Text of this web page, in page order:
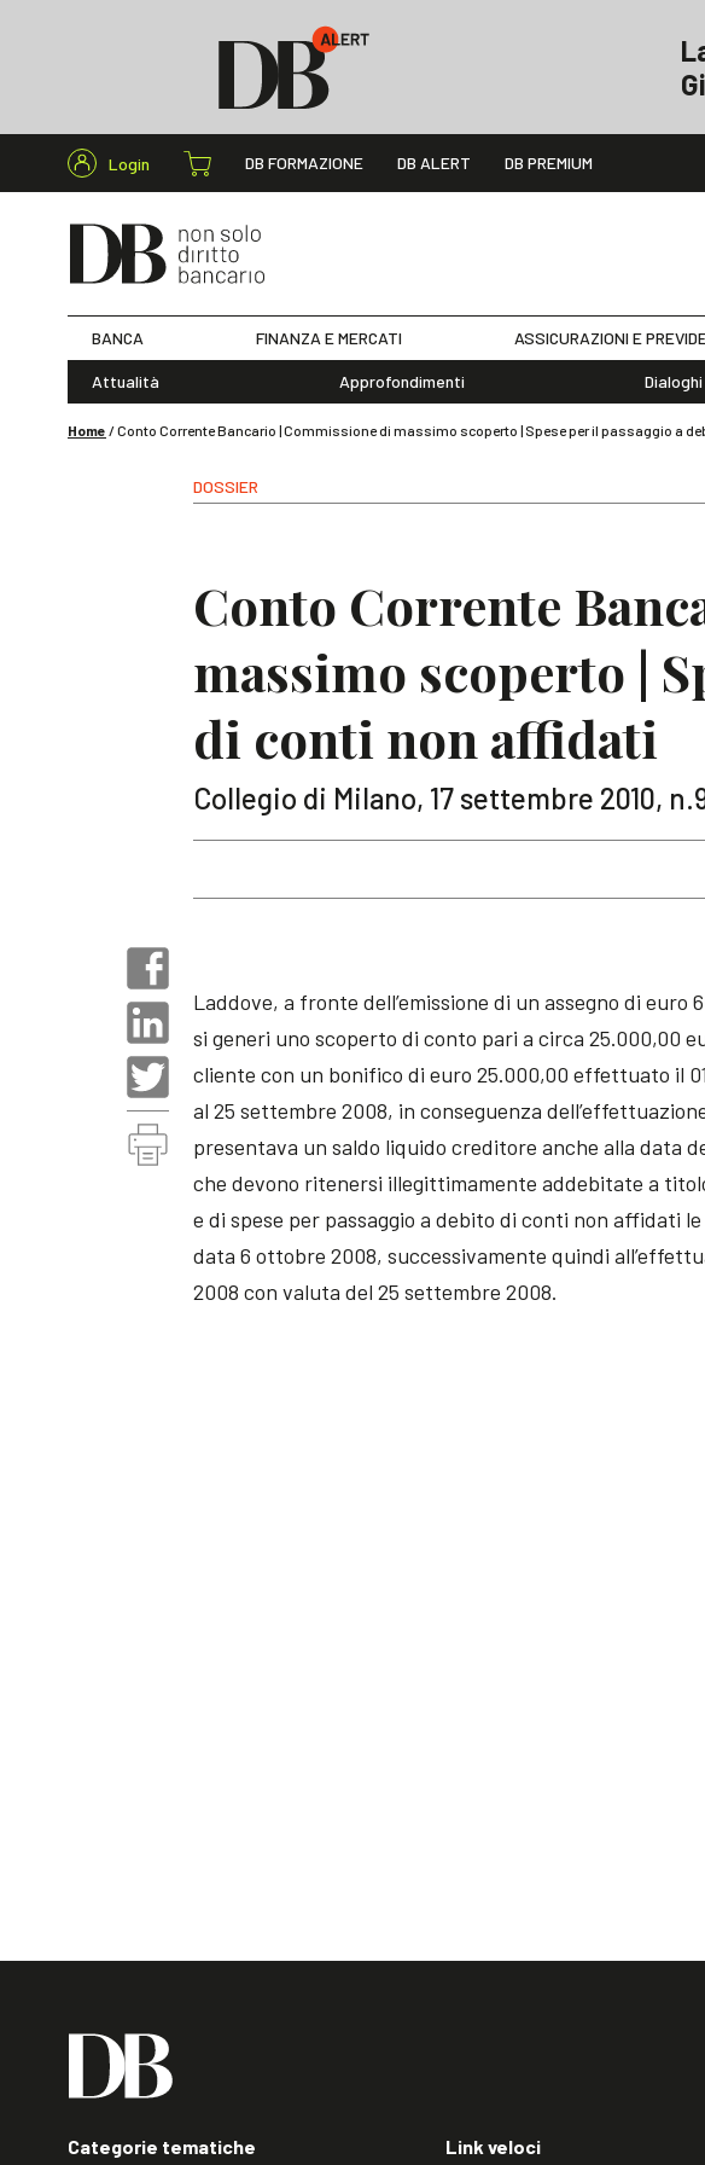
Login DB FORMAZIONE DB ALERT DB PREMIUM
BANCA FINANZA E MERCATI ASSICURAZIONI E
Attualità Approfondimenti
Dialoghi
Home /Conto Corrente Bancario | Commissione di massimo scoperto | Spese per il passaggio a
DOSSIER
Conto Corrente
massimo scoperto |
di conti non affidati
Collegio di Milano, 17 settembre 2010,
Laddove, a fronte dell’emissione di un assegno di
si generi uno scoperto di conto pari a circa 25.000,00
cliente con un bonifico di euro 25.000,00 effettuato il
al 25 settembre 2008, in conseguenza
presentava un saldo liquido creditore anche alla data
che devono ritenersi illegittimamente addebitate a
e di spese per passaggio a debito di conti non affidati
data 6 ottobre 2008, successivamente quindi
2008 con valuta del 25 settembre 2008.
Categorie tematiche Link veloci